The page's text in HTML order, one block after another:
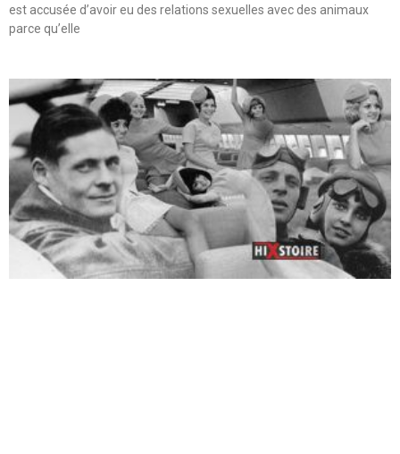
est accusée d’avoir eu des relations sexuelles avec des animaux
parce qu’elle